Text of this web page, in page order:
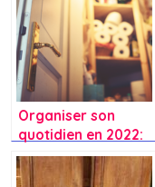
Organiser son
quotidien en 2022:
mes 9 astuces qui
marchent vraiment